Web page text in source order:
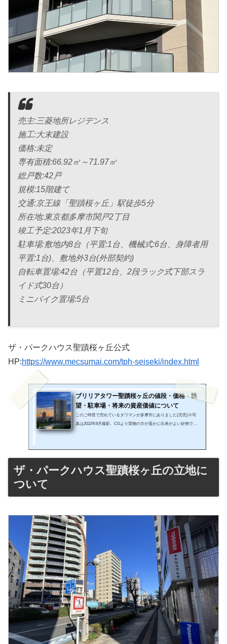
売主:三菱地所レジデンス
施工:大末建設
価格:未定
専有面積:66.92㎡～71.97㎡
総戸数:42戸
規模:15階建て
交通:京王線「聖蹟桜ヶ丘」駅徒歩5分
所在地:東京都多摩市関戸2丁目
竣工予定:2023年1月下旬
駐車場:敷地内8台（平置:1台、機械式:6台、身障者用
平置:1台)、敷地外3台(外部契約)
自転車置場:42台（平置12台、2段ラック式下部スラ
イド式30台）
ミニバイク置場:5台
ザ・パークハウス聖蹟桜ヶ丘公式
HP:https://www.mecsumai.com/tph-seiseki/index.html
ブリリアタワー聖蹟桜ヶ丘の値段・価格・眺
望・駐車場・将来の資産価値について
このご時世で売れているタワマンが多摩市にありました(完売)※写
真は2022年8月撮影。CGより実物の方が遥かに出来がよい好例でし
タワマンで豊かな公開空地、豪華共有設備に多摩市最高層建築物で
しかもZEHマンション！話題に事欠かない本マンションをかなり詳
しくレビューしていきます！私自身、現在都内のタワマンや横浜に
物件を所有していますが実は土地や建物、周りの環境条件から不動
ザ・パークハウス聖蹟桜ヶ丘の立地に
ついて